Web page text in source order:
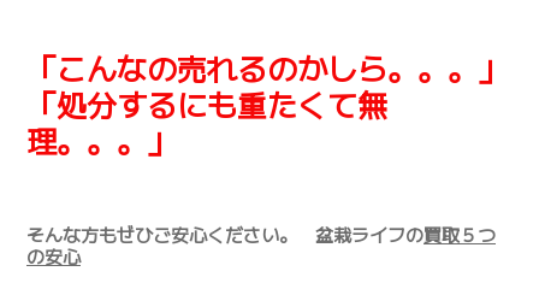
「こんなの売れるのかしら。。。」
「処分するにも重たくて無
理。。。」
そんな方もぜひご安心ください。 盆栽ライフの買取５つ
の安心